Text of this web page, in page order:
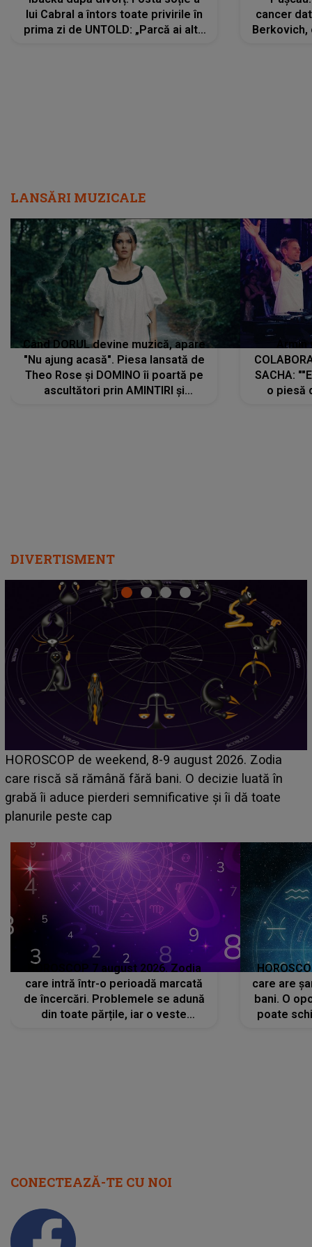
lui Cabral a întors toate privirile în
prima zi de UNTOLD: „Parcă ai altă
cancer
Berkovich,
LANSĂRI MUZICALE
Când DORUL devine muzică, apare
"Nu ajung acasă". Piesa lansată de
Theo Rose și DOMINO îi poartă pe
ascultători prin AMINTIRI și
SACHA:
o piesă
DIVERTISMENT
Emanuel a ținut ACEST DETALIU ASCUNS până
acum! În fața Alexandrei, concurentul din Casa Iubirii
face o MĂRTURISIRE NEAȘTEPTATĂ despre mama
sa: "I-am spus și ei în față, eu nu te iubesc pentru
HOROSCOP 7 august 2026. Zodia
care intră într-o perioadă marcată
de încercări. Problemele se adună
din toate părțile, iar o veste
care are
bani. O
poate
CONECTEAZĂ-TE CU NOI